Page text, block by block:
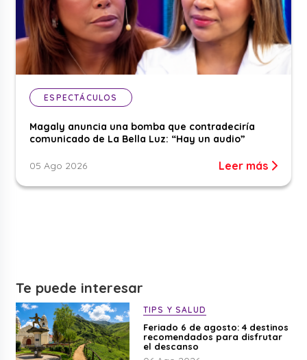
ESPECTÁCULOS
Magaly anuncia una bomba que contradeciría
comunicado de La Bella Luz: “Hay un audio”
05 Ago 2026 Leer más
Te puede interesar
TIPS Y SALUD
Feriado 6 de agosto: 4 destinos
recomendados para disfrutar
el descanso